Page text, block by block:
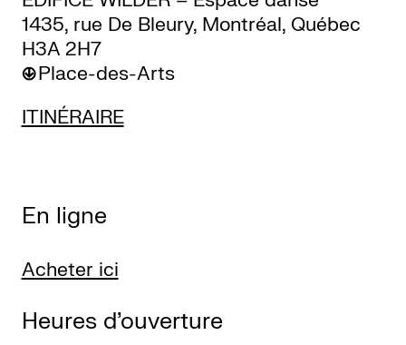
Programmation
Billetterie
Médiation
Ressources
propos
Le
1435, rue De Bleury, Montréal, Québec
H3A 2H7
Place-des-Arts
ITINÉRAIRE
En ligne
Acheter ici
Heures d’ouverture